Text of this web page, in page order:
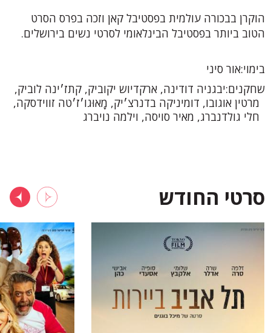
הוקרן בבכורה עולמית בפסטיבל קאן וזכה בפרס הסרט
הטוב ביותר בפסטיבל הבינלאומי לסרטי נשים בירושלים.
בימוי אור סיני
שחקנים יבגניה דודינה, ארקדיוש יקוביק, קתז׳ינה לוביק,
מרטין אוגובו, דומיניקה בדנרצ׳יק, מָאוּגו׳ז׳טה זווידסקה,
חלי גולדנברג, מאיר סויסה, וילמה נויברג
סרטי החודש